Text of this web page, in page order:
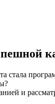
стала
и